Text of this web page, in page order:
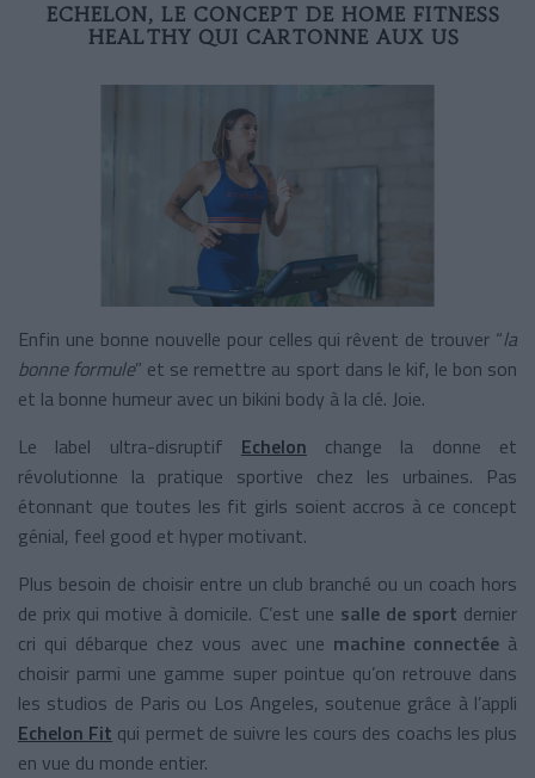
ECHELON, LE CONCEPT DE HOME FITNESS
HEALTHY QUI CARTONNE AUX US
Enfin une bonne nouvelle pour celles qui rêvent de trouver “la
bonne formule” et se remettre au sport dans le kif, le bon son
et la bonne humeur avec un bikini body à la clé. Joie.
Le label ultra-disruptif Echelon change la donne et
révolutionne la pratique sportive chez les urbaines. Pas
étonnant que toutes les fit girls soient accros à ce concept
génial, feel good et hyper motivant.
Plus besoin de choisir entre un club branché ou un coach hors
de prix qui motive à domicile. C’est une salle de sport dernier
cri qui débarque chez vous avec une machine connectéeà
choisir parmi une gamme super pointue qu’on retrouve dans
les studios de Paris ou Los Angeles, soutenue grâce à l’appli
Echelon Fit qui permet de suivre les cours des coachs les plus
en vue du monde entier.